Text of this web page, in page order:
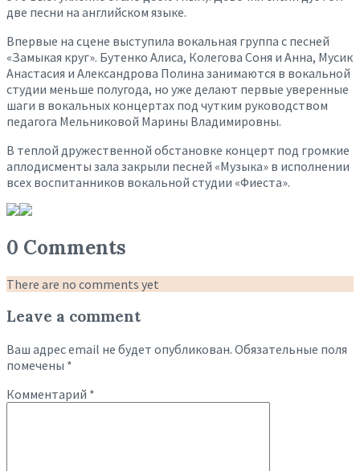
две песни на английском языке.
Впервые на сцене выступила вокальная группа с песней
«Замыкая круг». Бутенко Алиса, Колегова Соня и Анна, Мусик
Анастасия и Александрова Полина занимаются в вокальной
студии меньше полугода, но уже делают первые уверенные
шаги в вокальных концертах под чутким руководством
педагога Мельниковой Марины Владимировны.
В теплой дружественной обстановке концерт под громкие
аплодисменты зала закрыли песней «Музыка» в исполнении
всех воспитанников вокальной студии «Фиеста».
0 Comments
There are no comments yet
Leave a comment
Ваш адрес email не будет опубликован. Обязательные поля
помечены *
Комментарий *